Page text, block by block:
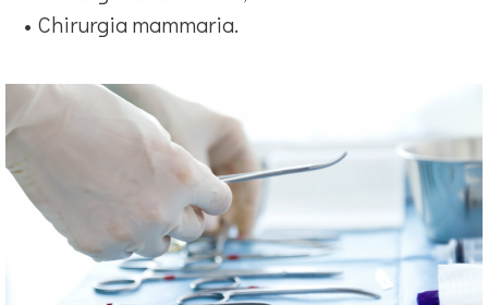
Chirurgia mammaria.